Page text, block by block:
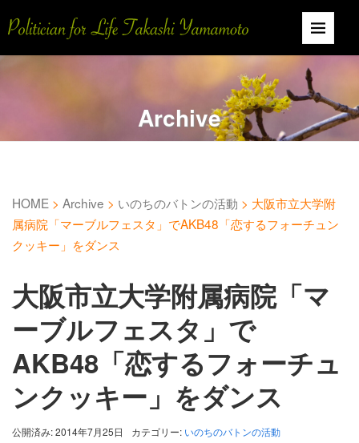
Archive
HOME > Archive > いのちのバトンの活動 > 大阪市立大学附
属病院「マーブルフェスタ」でAKB48「恋するフォーチュン
クッキー」をダンス
大阪市立大学附属病院「マ
ーブルフェスタ」で
AKB48「恋するフォーチュ
ンクッキー」をダンス
公開済み: 2014年7月25日 カテゴリー: いのちのバトンの活動